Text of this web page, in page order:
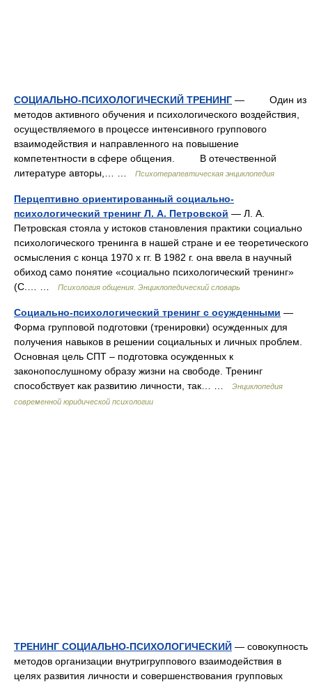
СОЦИАЛЬНО-ПСИХОЛОГИЧЕСКИЙ ТРЕНИНГ — Один из
методов активного обучения и психологического воздействия,
осуществляемого в процессе интенсивного группового
взаимодействия и направленного на повышение
компетентности в сфере общения. В отечественной
литературе авторы,… …
Психотерапевтическая энциклопедия
Перцептивно ориентированный социально-
психологический тренинг Л. А. Петровской — Л. А.
Петровская стояла у истоков становления практики социально
психологического тренинга в нашей стране и ее теоретического
осмысления с конца 1970 х гг. В 1982 г. она ввела в научный
обиход само понятие «социально психологический тренинг»
(С.… …
Психология общения. Энциклопедический словарь
Социально-психологический тренинг с осужденными —
Форма групповой подготовки (тренировки) осужденных для
получения навыков в решении социальных и личных проблем.
Основная цель СПТ – подготовка осужденных к
законопослушному образу жизни на свободе. Тренинг
способствует как развитию личности, так… …
Энциклопедия
современной юридической психологии
ТРЕНИНГ СОЦИАЛЬНО-ПСИХОЛОГИЧЕСКИЙ — совокупность
методов организации внутригруппового взаимодействия в
целях развития личности и совершенствования групповых